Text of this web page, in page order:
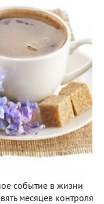
событие в жизни
месяцев контроля